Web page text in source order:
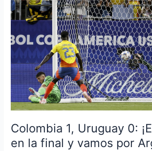
Colombia 1, Uruguay 0:
en la final y vamos por
Colombia
1,
0:
¡Estamos
en
la
final
y
vamos
por
Argentina!